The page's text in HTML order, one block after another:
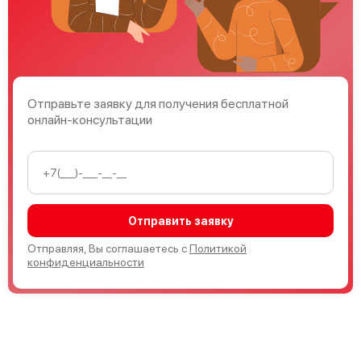
Отправьте заявку для получения бесплатной
онлайн-консультации
Отправить заявку
Отправляя, Вы соглашаетесь сПолитикой
конфиденциальности